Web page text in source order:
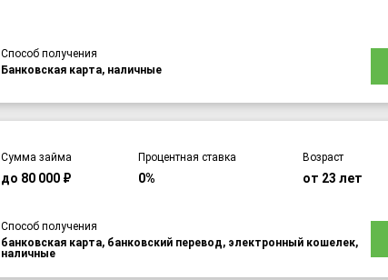
Способ получения
Банковская карта, наличные
Сумма займа
до 80 000 ₽
Процентная ставка
0%
Возраст
от 23 лет
Способ получения
банковская карта, банковский перевод, электронный кошелек,
наличные